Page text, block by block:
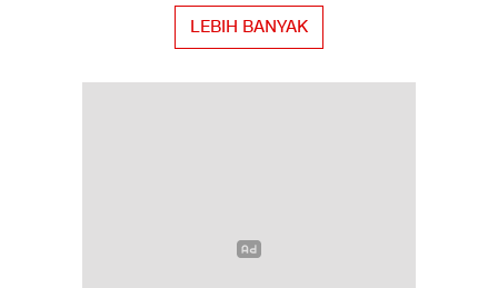
LEBIH BANYAK